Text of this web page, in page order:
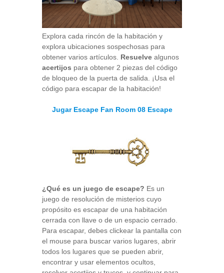
Explora cada rincón de la habitación y
explora ubicaciones sospechosas para
obtener varios artículos. Resuelve algunos
acertijos para obtener 2 piezas del código
de bloqueo de la puerta de salida. ¡Usa el
código para escapar de la habitación!
Jugar Escape Fan Room 08 Escape
¿Qué es un juego de escape? Es un
juego de resolución de misterios cuyo
propósito es escapar de una habitación
cerrada con llave o de un espacio cerrado.
Para escapar, debes clickear la pantalla con
el mouse para buscar varios lugares, abrir
todos los lugares que se pueden abrir,
encontrar y usar elementos ocultos,